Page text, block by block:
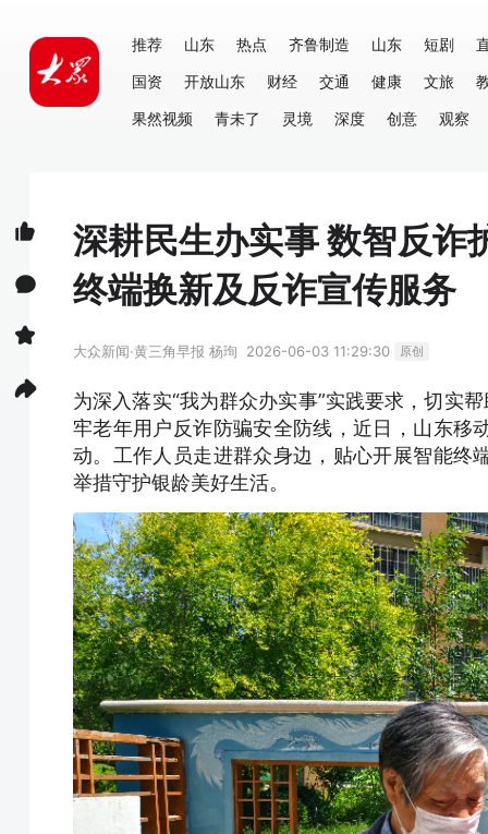
推荐 山东 热点 齐鲁制造 山东 短剧
国资
开放山东 财经 交通 健康 文旅
果然视频
青未了 灵境 深度 创意 观察
深耕民生办实事 数智反诈
终端换新及反诈宣传服务
大众新闻·黄三角早报 杨珣 2026-06-03 11:29:30 原创
为深入落实“我为群众办实事”实践要求，切实
牢老年用户反诈防骗安全防线，近日，山东移
动。工作人员走进群众身边，贴心开展智能终
举措守护银龄美好生活。